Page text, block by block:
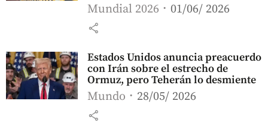
Mundial 2026 01/06/ 2026
share
Estados Unidos anuncia preacuerdo
con Irán sobre el estrecho de
Ormuz, pero Teherán lo desmiente
Mundo 28/05/ 2026
share